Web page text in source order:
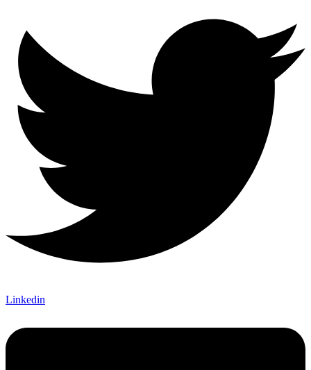
Linkedin